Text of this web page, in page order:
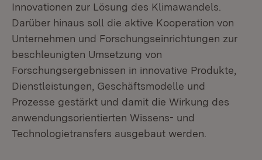
Innovationen zur Lösung des Klimawandels.
Darüber hinaus soll die aktive Kooperation von
Unternehmen und Forschungseinrichtungen zur
beschleunigten Umsetzung von
Forschungsergebnissen in innovative Produkte,
Dienstleistungen, Geschäftsmodelle und
Prozesse gestärkt und damit die Wirkung des
anwendungsorientierten Wissens- und
Technologietransfers ausgebaut werden.